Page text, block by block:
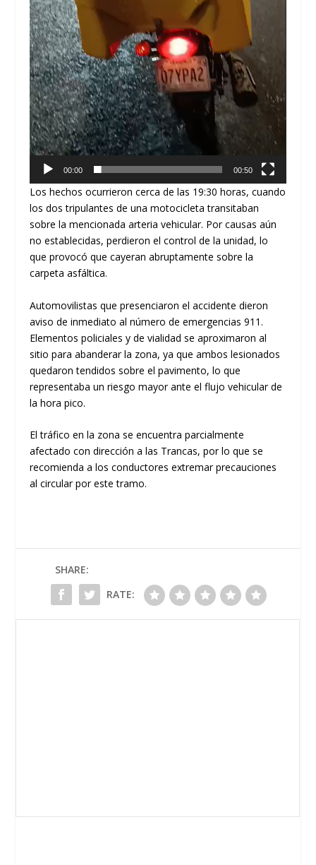
00:00 00:50
​Los hechos ocurrieron cerca de las 19:30 horas, cuando
los dos tripulantes de una motocicleta transitaban
sobre la mencionada arteria vehicular. Por causas aún
no establecidas, perdieron el control de la unidad, lo
que provocó que cayeran abruptamente sobre la
carpeta asfáltica.
​Automovilistas que presenciaron el accidente dieron
aviso de inmediato al número de emergencias 911.
Elementos policiales y de vialidad se aproximaron al
sitio para abanderar la zona, ya que ambos lesionados
quedarontendidos sobre el pavimento, lo que
representaba un riesgo mayor ante el flujo vehicular de
la hora pico.
​El tráfico en la zona se encuentra parcialmente
afectado con dirección a las Trancas, por lo que se
recomienda a los conductores extremar precauciones
al circular por este tramo.
SHARE:
RATE: